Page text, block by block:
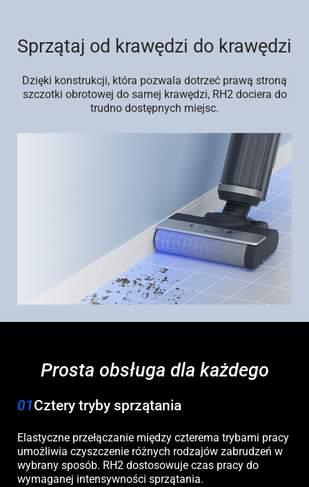
Sprzątaj od krawędzi do krawędzi
Dzięki konstrukcji, która pozwala dotrzeć prawą stroną
szczotki obrotowej do samej krawędzi, RH2 dociera do
trudno dostępnych miejsc.
Prosta obsługa dla każdego
01Cztery tryby sprzątania
Elastyczne przełączanie między czterema trybami pracy
umożliwia czyszczenie różnych rodzajów zabrudzeń w
wybrany sposób. RH2 dostosowuje czas pracy do
wymaganej intensywności sprzątania.